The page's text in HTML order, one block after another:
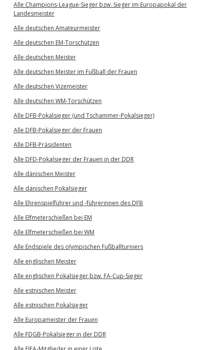
Alle Champions-League-Sieger bzw. Sieger im Europapokal der
Landesmeister
Alle deutschen Amateurmeister
Alle deutschen EM-Torschützen
Alle deutschen Meister
Alle deutschen Meister im Fußball der Frauen
Alle deutschen Vizemeister
Alle deutschen WM-Torschützen
Alle DFB-Pokalsieger (und Tschammer-Pokalsieger)
Alle DFB-Pokalsieger der Frauen
Alle DFB-Präsidenten
Alle DFD-Pokalsieger der Frauen in der DDR
Alle dänischen Meister
Alle dänischen Pokalsieger
Alle Ehrenspielführer und -führerinnen des DFB
Alle Elfmeterschießen bei EM
Alle Elfmeterschießen bei WM
Alle Endspiele des olympischen Fußballturniers
Alle englischen Meister
Alle englischen Pokalsieger bzw. FA-Cup-Sieger
Alle estnischen Meister
Alle estnischen Pokalsieger
Alle Europameister der Frauen
Alle FDGB-Pokalsieger in der DDR